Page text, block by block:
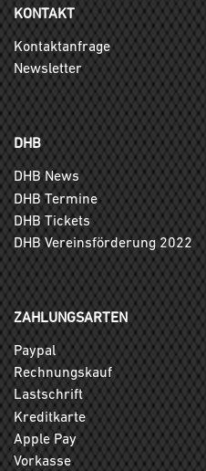
KONTAKT
Kontaktanfrage
Newsletter
DHB
DHB News
DHB Termine
DHB Tickets
DHB Vereinsförderung 2022
ZAHLUNGSARTEN
Paypal
Rechnungskauf
Lastschrift
Kreditkarte
Apple Pay
Vorkasse